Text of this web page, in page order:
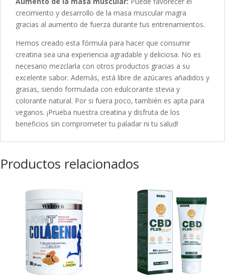
crecimiento y desarrollo de la masa muscular magra
gracias al aumento de fuerza durante tus entrenamientos.
Hemos creado esta fórmula para hacer que consumir
creatina sea una experiencia agradable y deliciosa. No es
necesario mezclarla con otros productos gracias a su
excelente sabor. Además, está libre de azúcares añadidos y
grasas, siendo formulada con edulcorante stevia y
colorante natural. Por si fuera poco, también es apta para
veganos. ¡Prueba nuestra creatina y disfruta de los
beneficios sin comprometer tu paladar ni tu salud!
Productos relacionados